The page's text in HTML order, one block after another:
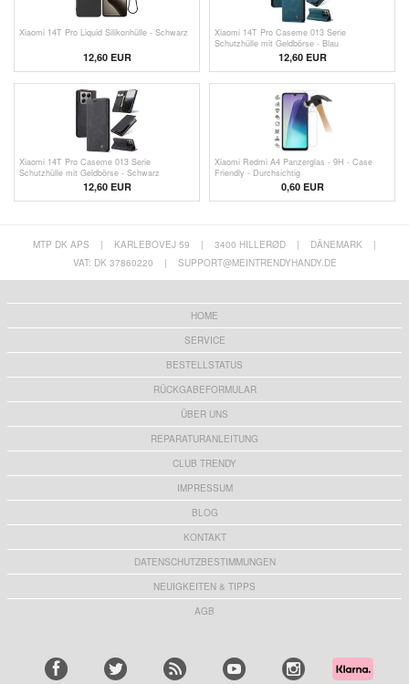
Xiaomi 14T Pro Liquid Silikonhülle - Schwarz
12,60 EUR
Xiaomi 14T Pro Caseme 013 Serie
Schutzhülle mit Geldbörse - Blau
12,60 EUR
Xiaomi 14T Pro Caseme 013 Serie
Schutzhülle mit Geldbörse - Schwarz
12,60 EUR
Xiaomi Redmi A4 Panzerglas - 9H - Case
Friendly - Durchsichtig
0,60EUR
MTP DK APS | KARLEBOVEJ 59 | 3400 HILLERØD | DÄNEMARK
|
VAT: DK 37860220
| SUPPORT@MEINTRENDYHANDY.DE
HOME
SERVICE
BESTELLSTATUS
RÜCKGABEFORMULAR
ÜBER UNS
REPARATURANLEITUNG
CLUB TRENDY
IMPRESSUM
BLOG
KONTAKT
DATENSCHUTZBESTIMMUNGEN
NEUIGKEITEN & TIPPS
AGB